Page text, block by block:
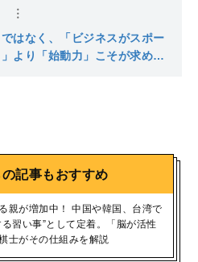
ではなく、「ビジネスがスポー
より「始動力」こそが求めら
の記事もおすすめ
親が増加中！ 中国や韓国、台湾で
習い事”として定着。「脳が活性
士がその仕組みを解説